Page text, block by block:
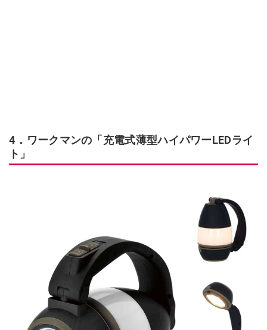
4．ワークマンの「充電式薄型ハイパワーLEDライ
ト」